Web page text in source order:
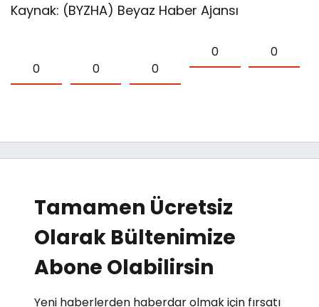
Kaynak: (BYZHA) Beyaz Haber Ajansı
0 0 0
0 0
Tamamen Ücretsiz
Olarak Bültenimize
Abone Olabilirsin
Yeni haberlerden haberdar olmak için fırsatı